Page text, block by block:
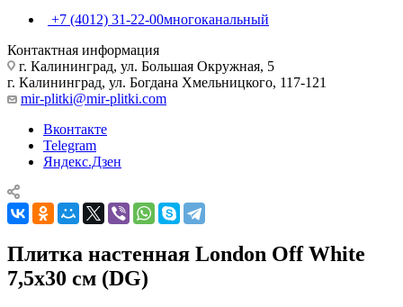
+7 (4012) 31-22-00многоканальный
Контактная информация
г. Калининград, ул. Большая Окружная, 5
г. Калининград, ул. Богдана Хмельницкого, 117-121
mir-plitki@mir-plitki.com
Вконтакте
Telegram
Яндекс.Дзен
Плитка настенная London Off White
7,5x30 см (DG)